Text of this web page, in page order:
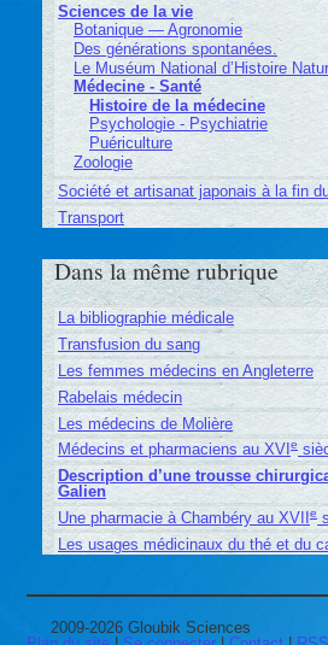
Sciences de la vie
Botanique — Agronomie
Des générations spontanées.
Le Muséum National d’Histoire
Médecine - Santé
Histoire de la médecine
Psychologie - Psychiatrie
Puériculture
Zoologie
Société et artisanat japonais à la fin
Transport
Dans la même rubrique
La bibliographie médicale
Transfusion du sang
Les femmes médecins en Angleterre
Rabelais médecin
Les médecins de Molière
Médecins et pharmaciens au XVI e
Description d’une trousse
Galien
Une pharmacie à Chambéry au XVII
e
Les usages médicinaux du thé et du
2009-2026 Gloubik Sciences